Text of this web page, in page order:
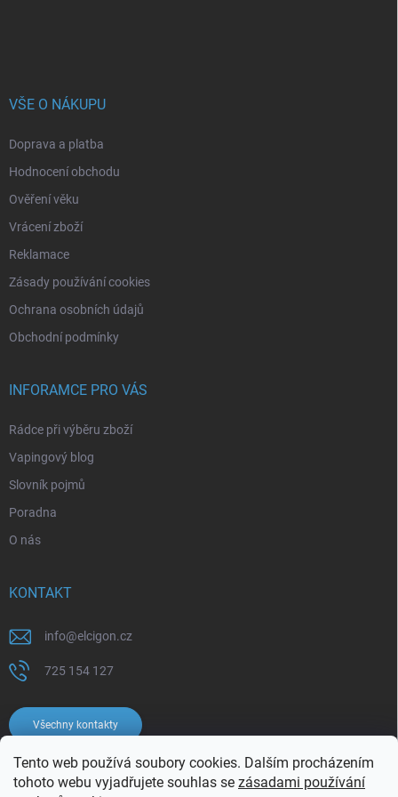
Tento web používá soubory cookies. Dalším procházením
tohoto webu vyjadřujete souhlas se zásadami používání
VŠE O NÁKUPU
Doprava a platba
Hodnocení obchodu
Ověření věku
Vrácení zboží
Reklamace
Zásady používání cookies
Ochrana osobních údajů
Obchodní podmínky
INFORAMCE PRO VÁS
Rádce při výběru zboží
Vapingový blog
Slovník pojmů
Poradna
O nás
KONTAKT
info@elcigon.cz
725 154 127
Všechny kontakty